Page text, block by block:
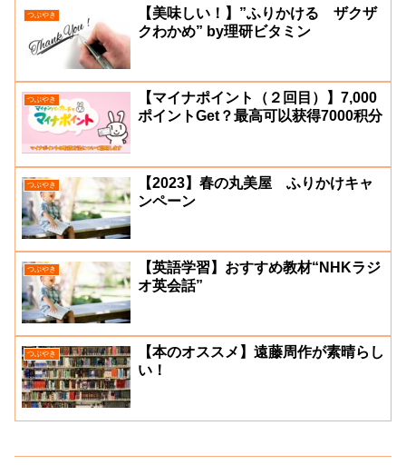
つぶやき
【美味しい！】”ふりかける ザクザ
クわかめ” by理研ビタミン
つぶやき
【マイナポイント（２回目）】7,000
ポイントGet？最高可以获得7000积分
つぶやき
【2023】春の丸美屋 ふりかけキャ
ンペーン
つぶやき
【英語学習】おすすめ教材“NHKラジ
オ英会話”
つぶやき
【本のオススメ】遠藤周作が素晴らし
い！